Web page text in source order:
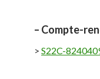
– Compte-
> S22C-